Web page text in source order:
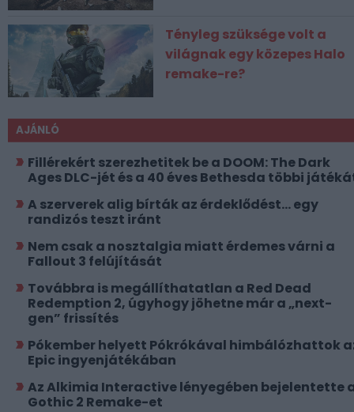
Tényleg szüksége volt a
világnak egy közepes Halo
remake-re?
AJÁNLÓ
Fillérekért szerezhetitek be a DOOM: The Dark
Ages DLC-jét és a 40 éves Bethesda többi
A szerverek alig bírták az érdeklődést... egy
randizós teszt iránt
Nem csak a nosztalgia miatt érdemes várni a
Fallout 3 felújítását
Továbbra is megállíthatatlan a Red Dead
Redemption 2, úgyhogy jöhetne már a „next-
gen” frissítés
Pókember helyett Pókrókával himbálózhattok
Epic ingyenjátékában
Az Alkimia Interactive lényegében bejelentette
Gothic 2 Remake-et